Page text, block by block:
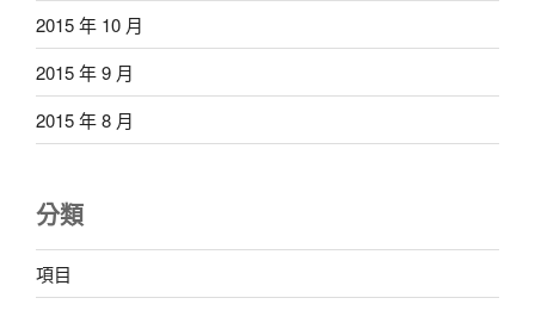
2015 年 10 月
2015 年 9 月
2015 年 8 月
分類
項目